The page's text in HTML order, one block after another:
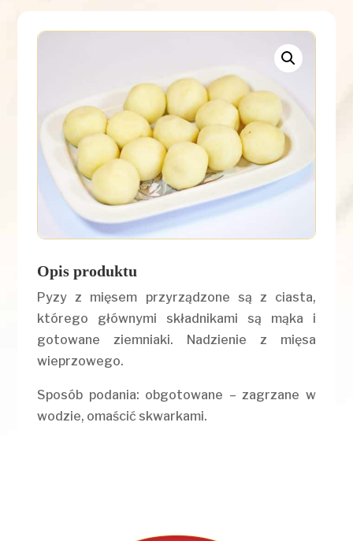
Opis produktu
Pyzy z mięsem przyrządzone są z ciasta,
którego głównymi składnikami są mąka i
gotowane ziemniaki. Nadzienie z mięsa
wieprzowego.
Sposób podania: obgotowane – zagrzane w
wodzie, omaścić skwarkami.